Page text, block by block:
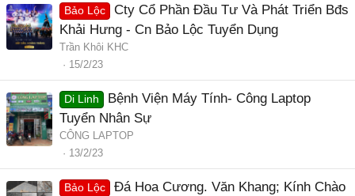
Bảo Lộc
Cty Cổ Phần Đầu Tư Và Phát Triển Bđs
Khải Hưng - Cn Bảo Lộc Tuyển Dụng
Trần Khôi KHC
15/2/23
Di Linh
Bệnh Viện Máy Tính- Công Laptop
Tuyển Nhân Sự
CÔNG LAPTOP
13/2/23
Bảo Lộc
Đá Hoa Cương. Văn Khang; Kính Chào